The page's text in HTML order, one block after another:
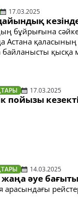
17.03.2025
кезінде
бұйрығына
Астана қаласының
қысқа
17.03.2025
пойызы
14.03.2025
әуе
арасындағы